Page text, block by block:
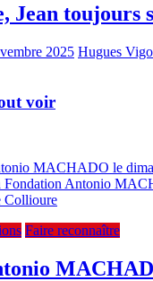
Jean toujours
2025 Hugues
voir
Faire reconnaître